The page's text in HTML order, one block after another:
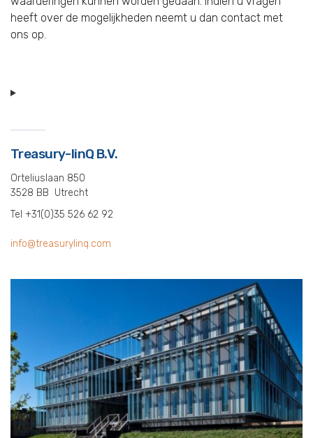
heeft over de mogelijkheden neemt u dan contact met
ons op.
Treasury-linQ B.V.
Orteliuslaan 850
3528 BB Utrecht
Tel +31(0)35 526 62 92
info@treasurylinq.com